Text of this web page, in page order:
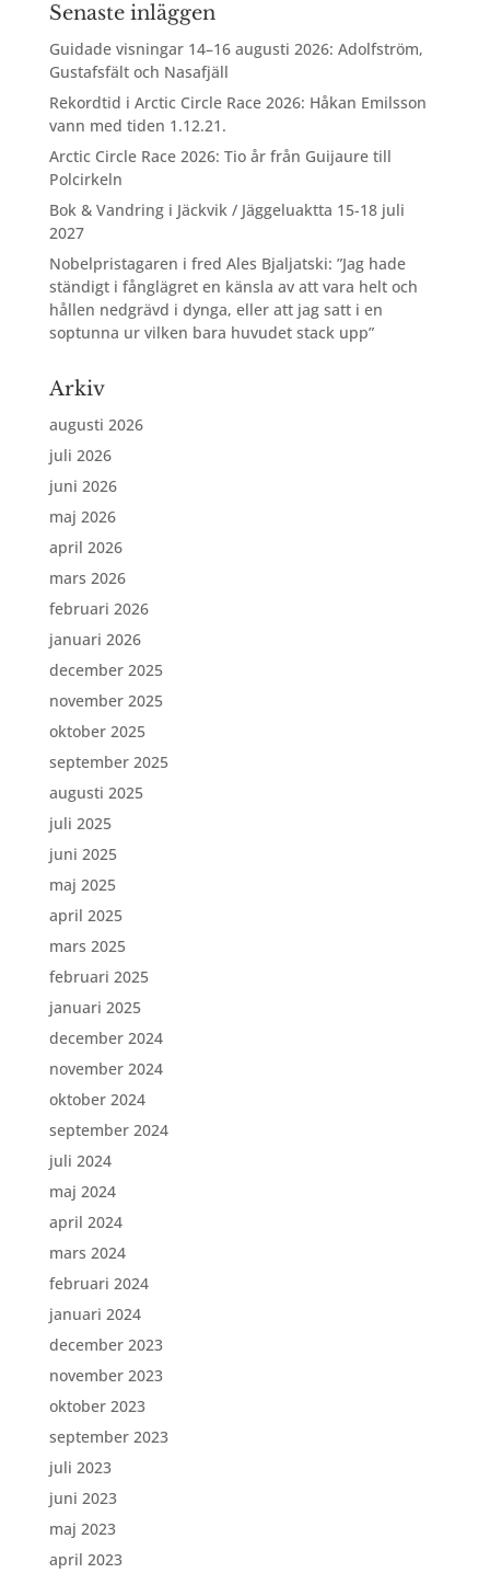
Senaste inläggen
Guidade visningar 14–16 augusti 2026: Adolfström,
Gustafsfält och Nasafjäll
Rekordtid i Arctic Circle Race 2026: Håkan Emilsson
vann med tiden 1.12.21.
Arctic Circle Race 2026: Tio år från Guijaure till
Polcirkeln
Bok & Vandring i Jäckvik / Jäggeluaktta 15-18 juli
2027
Nobelpristagaren i fred Ales Bjaljatski: ”Jag hade
ständigt i fånglägret en känsla av att vara helt och
hållen nedgrävd i dynga, eller att jag satt i en
soptunna ur vilken bara huvudet stack upp”
Arkiv
augusti 2026
juli 2026
juni 2026
maj 2026
april 2026
mars 2026
februari 2026
januari 2026
december 2025
november 2025
oktober 2025
september 2025
augusti 2025
juli 2025
juni 2025
maj 2025
april 2025
mars 2025
februari 2025
januari 2025
december 2024
november 2024
oktober 2024
september 2024
juli 2024
maj 2024
april 2024
mars 2024
februari 2024
januari 2024
december 2023
november 2023
oktober 2023
september 2023
juli 2023
juni 2023
maj 2023
april 2023